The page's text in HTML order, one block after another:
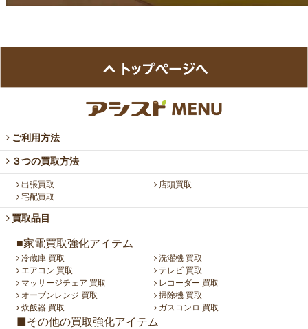
ご利用方法
３つの買取方法
出張買取
店頭買取
宅配買取
買取品目
■家電買取強化アイテム
冷蔵庫 買取
洗濯機 買取
エアコン 買取
テレビ 買取
マッサージチェア 買取
レコーダー 買取
オーブンレンジ 買取
掃除機 買取
炊飯器 買取
ガスコンロ 買取
■その他の買取強化アイテム